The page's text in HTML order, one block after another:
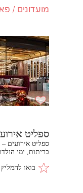
מועדונים /
ספליט
בריתות, ימי
בואו להמליץ